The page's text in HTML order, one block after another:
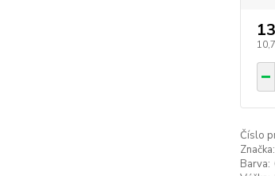
Číslo
Značka:
Barva: